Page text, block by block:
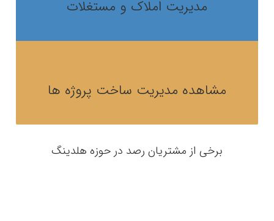
مدیریت املاک و مستغلات
مشاهده مدیریت ساخت پروژه ها
برخی از مشتریان رصد در حوزه هلدینگ